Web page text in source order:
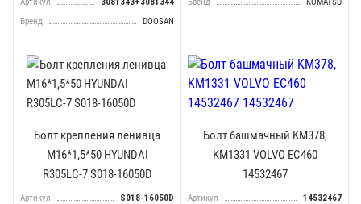
Бренд
DOOSAN
Болт крепления ленивца
М16*1,5*50 HYUNDAI
R305LC-7 S018-16050D
Артикул
S018-16050D
Болт башмачный KM378,
KM1331 VOLVO EC460
14532467
Артикул
14532467